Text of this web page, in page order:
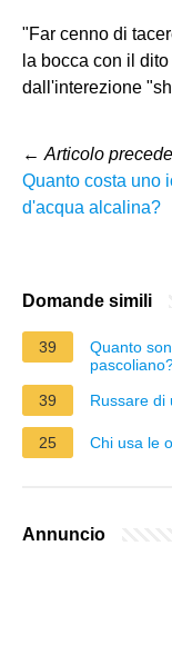
"Far cenno di
la bocca con il
dall'interezione
← Articolo
Quanto costa uno
d'acqua alcalina?
Domande simili
39
Quanto
39
Russare di
25 Chi usa le
Annuncio